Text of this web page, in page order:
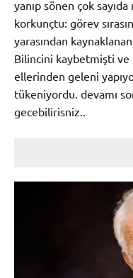
yanıp sönen çok
korkunçtu: görev
yarasından
Bilincini kaybetmişti ve
ellerinden geleni
tükeniyordu. devamı
gecebilirisniz..